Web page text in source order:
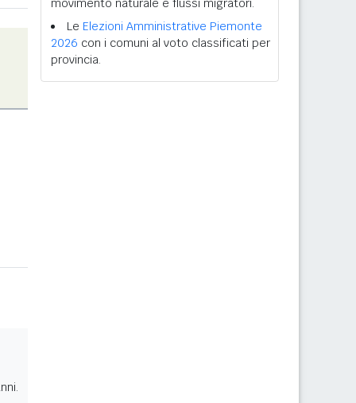
movimento naturale e flussi migratori.
Le Elezioni Amministrative Piemonte
2026 con i comuni al voto classificati per
provincia.